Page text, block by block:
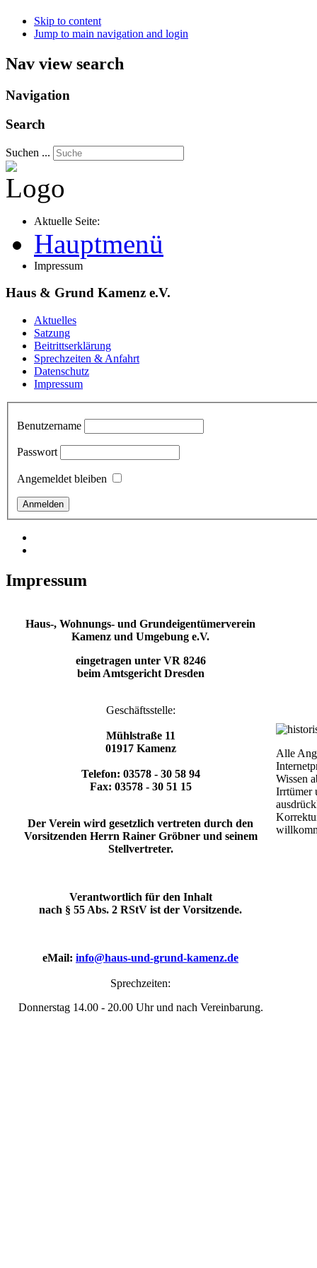
Skip to content
Jump to main navigation and login
Nav view search
Navigation
Search
Suchen ...
Aktuelle Seite:
Hauptmenü
Impressum
Haus & Grund Kamenz e.V.
Aktuelles
Satzung
Beitrittserklärung
Sprechzeiten & Anfahrt
Datenschutz
Impressum
Benutzername
Passwort
Angemeldet bleiben
Impressum
Haus-, Wohnungs- und Grundeigentümerverein
Kamenz und Umgebung e.V.
eingetragen unter VR 8246
beim Amtsgericht Dresden
Geschäftsstelle:
Mühlstraße 11
01917 Kamenz
Telefon: 03578 - 30 58 94
Fax: 03578 - 30 51 15
Der Verein wird gesetzlich vertreten durch den
Vorsitzenden Herrn Rainer Gröbner und seinem
Stellvertreter.
Verantwortlich für den Inhalt
nach § 55 Abs. 2 RStV ist der Vorsitzende.
eMail: info@haus-und-grund-kamenz.de
Sprechzeiten:
Donnerstag 14.00 - 20.00 Uhr und nach Vereinbarung.
Alle
Wissen
Irrtümer